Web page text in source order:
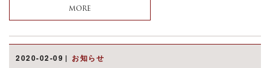
MORE
2020-02-09 お知らせ